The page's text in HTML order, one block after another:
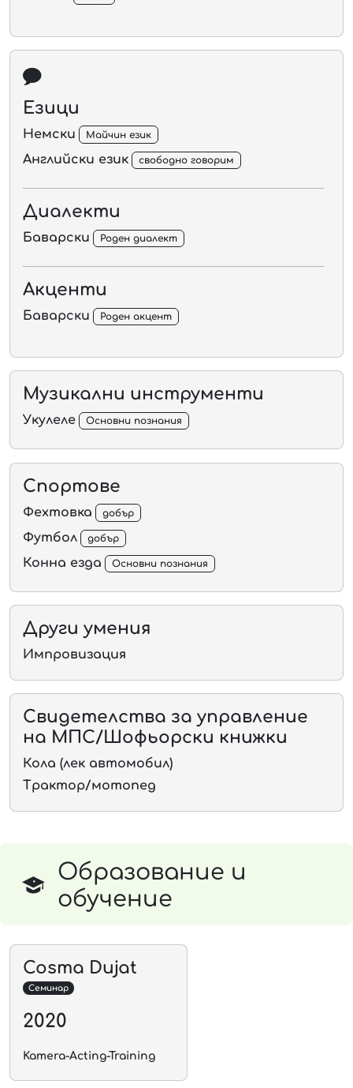
Езици
Немски Майчин език
Английски език свободно говорим
Диалекти
Баварски Роден диалект
Акценти
Баварски Роден акцент
Музикални инструменти
Укулеле Основни познания
Спортове
Фехтовка добър
Футбол добър
Конна езда Основни познания
Други умения
Импровизация
Свидетелства за управление
на МПС/Шофьорски книжки
Кола (лек автомобил)
Трактор/мотопед
Образование и
обучение
Cosma Dujat
Семинар
2020
Kamera-Acting-Training